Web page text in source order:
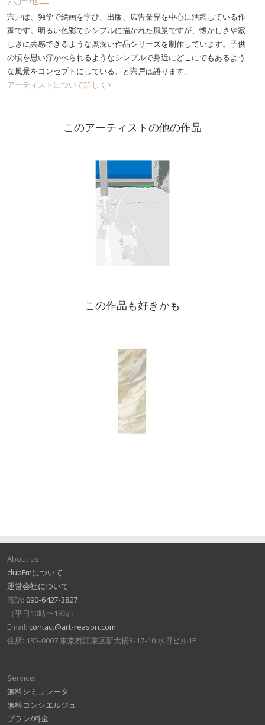
宍戸は、独学で絵画を学び、出版、広告業界を中心に活躍している作
家です。明るい色彩でシンプルに描かれた風景ですが、懐かしさや寂
しさに共感できるような奥深い作品シリーズを制作しています。子供
の頃を思い浮かべられるようなシンプルで身近にどこにでもあるよう
な風景をコンセプトにしている、と宍戸は語ります。
アーティストについて詳しく>
このアーティストの他の作品
この作品も好きかも
About us:
clubFmについて
運営会社について
電話: 090-6427-3827
（平日10時〜18時）
Email: contact@art-reason.com
住所: 135-0007 東京都江東区新大橋3-17-10 水野ビル1F
Service:
無料シミュレータ
無料コンシエルジュ
プラン/料金